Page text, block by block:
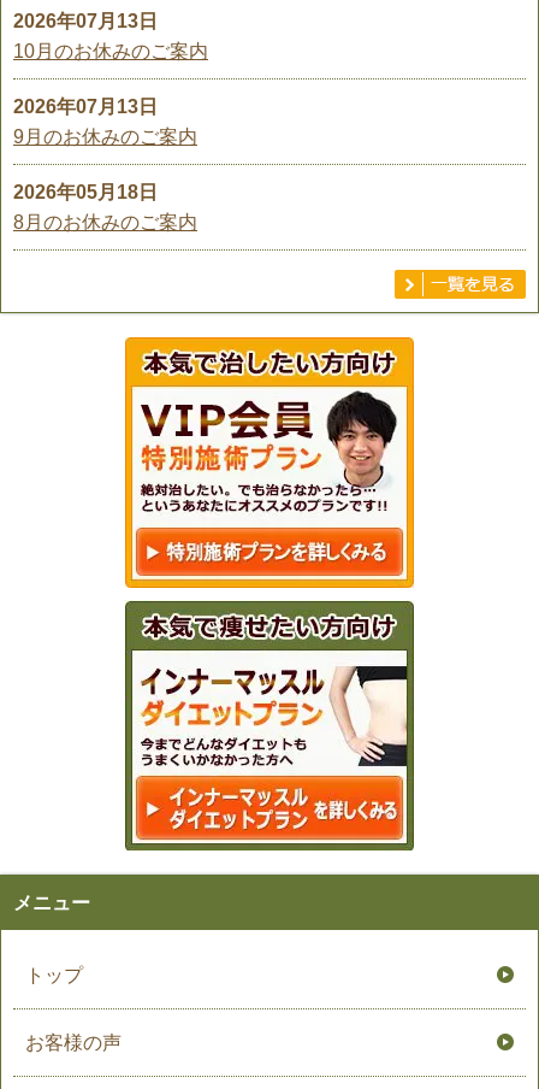
2026年07月13日
10月のお休みのご案内
2026年07月13日
9月のお休みのご案内
2026年05月18日
8月のお休みのご案内
メニュー
トップ
お客様の声